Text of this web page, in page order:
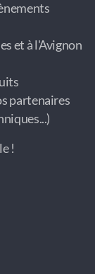
et à l'Avignon
partenaires
!